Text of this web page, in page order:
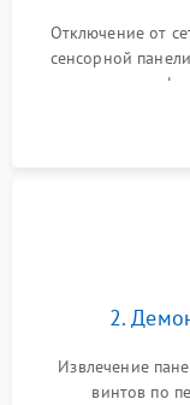
Отключение от
сенсорной
проверка
клиента о
2.
Извлечение
винтов по